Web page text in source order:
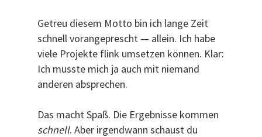
Getreu diesem Motto bin ich lange Zeit
schnell vorangeprescht — allein. Ich habe
viele Projekte flink umsetzen können. Klar:
Ich musste mich ja auch mit niemand
anderen absprechen.
Das macht Spaß. Die Ergebnisse kommen
schnell. Aber irgendwann schaust du